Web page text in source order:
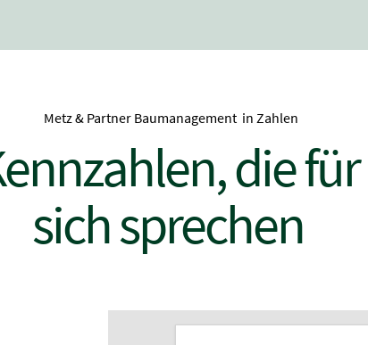
die für
sich sprechen